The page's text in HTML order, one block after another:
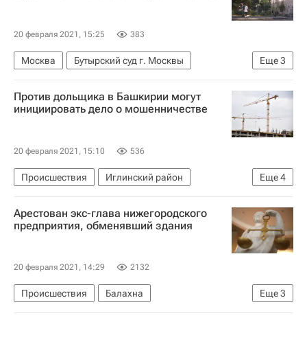
20 февраля 2021, 15:25 383
Еще3
Москва
Бутырский суд г. Москвы
Строительство
Коммерческая недвижимость
Градозащитники
Против дольщика в Башкирии могут
инициировать дело о мошенничестве
20 февраля 2021, 15:10 536
Еще4
Происшествия
Иглинский район
Республика Башкортостан
Жилье
Дольщики
Фонд развития территорий (ФРТ, ранее - Фонд защиты прав дольщиков)
Арестован экс-глава нижегородского
предприятия, обменявший здания
20 февраля 2021, 14:29 2132
Еще3
Происшествия
Балахна
Балахнинский район